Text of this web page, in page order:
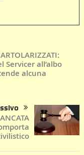
Servicer all’albo
alcuna